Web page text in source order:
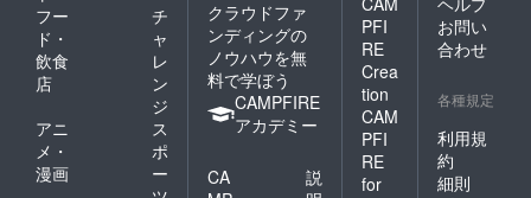
フー
ド・
飲食
店
チ
ャ
レ
ン
ジ
アニ
メ・
漫画
ス
ポ
ー
クラウドファ
ンディングの
ノウハウを無
料で学ぼう
CAMPFIRE
アカデミー
CA
説
PFI
RE
Crea
tion
CAM
PFI
RE
for
お問い
合わせ
各種規定
利用規
約
細則